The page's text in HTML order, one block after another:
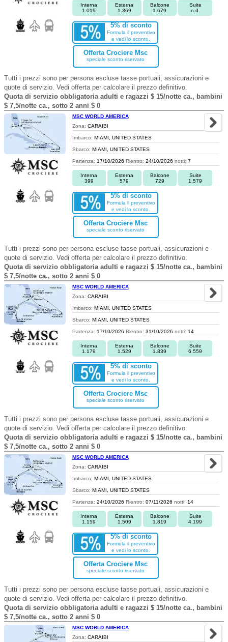
Interna
1.019
Esterna
1.369
Balcone
1.679
Suite
n.d.
5% di sconto
Formula il preventivo
e vedi lo sconto.
Offerta Crociere Msc
speciale sconto riservato
Tutti i prezzi sono per persona escluse tasse portuali, assicurazioni e
quote di servizio. Vedi offerta per calcolare il prezzo definitivo.
Quota di servizio obbligatoria adulti e ragazzi $ 15/notte ca., bambini
$ 7,5/notte ca., sotto 2 anni $ 0
MSC WORLD AMERICA
Zona: CARAIBI
Imbarco: MIAMI, UNITED STATES
Sbarco: MIAMI, UNITED STATES
Partenza: 17/10/2026 Rientro: 24/10/2026 notti: 7
Interna
399
Esterna
579
Balcone
729
Suite
1.579
5% di sconto
Formula il preventivo
e vedi lo sconto.
Offerta Crociere Msc
speciale sconto riservato
Tutti i prezzi sono per persona escluse tasse portuali, assicurazioni e
quote di servizio. Vedi offerta per calcolare il prezzo definitivo.
Quota di servizio obbligatoria adulti e ragazzi $ 15/notte ca., bambini
$ 7,5/notte ca., sotto 2 anni $ 0
MSC WORLD AMERICA
Zona: CARAIBI
Imbarco: MIAMI, UNITED STATES
Sbarco: MIAMI, UNITED STATES
Partenza: 17/10/2026 Rientro: 31/10/2026 notti: 14
Interna
1.179
Esterna
1.529
Balcone
1.839
Suite
6.559
5% di sconto
Formula il preventivo
e vedi lo sconto.
Offerta Crociere Msc
speciale sconto riservato
Tutti i prezzi sono per persona escluse tasse portuali, assicurazioni e
quote di servizio. Vedi offerta per calcolare il prezzo definitivo.
Quota di servizio obbligatoria adulti e ragazzi $ 15/notte ca., bambini
$ 7,5/notte ca., sotto 2 anni $ 0
MSC WORLD AMERICA
Zona: CARAIBI
Imbarco: MIAMI, UNITED STATES
Sbarco: MIAMI, UNITED STATES
Partenza: 24/10/2026 Rientro: 07/11/2026 notti: 14
Interna
1.159
Esterna
1.509
Balcone
1.819
Suite
4.199
5% di sconto
Formula il preventivo
e vedi lo sconto.
Offerta Crociere Msc
speciale sconto riservato
Tutti i prezzi sono per persona escluse tasse portuali, assicurazioni e
quote di servizio. Vedi offerta per calcolare il prezzo definitivo.
Quota di servizio obbligatoria adulti e ragazzi $ 15/notte ca., bambini
$ 7,5/notte ca., sotto 2 anni $ 0
MSC WORLD AMERICA
Zona: CARAIBI